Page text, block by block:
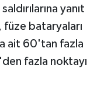
yanıt
bataryaları
ait 60'tan fazla
fazla noktayı